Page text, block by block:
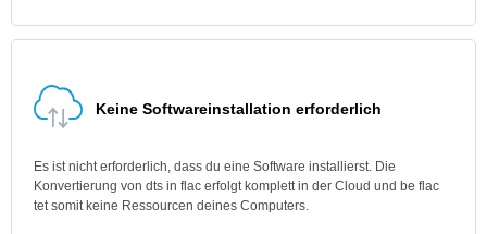
Keine Softwareinstallation erforderlich
Es ist nicht erforderlich, dass du eine Software installierst. Die
Konvertierung von dts in flac erfolgt komplett in der Cloud und be flac
tet somit keine Ressourcen deines Computers.